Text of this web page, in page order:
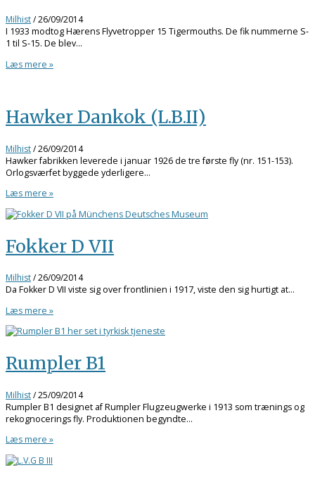
Milhist/26/09/2014
I 1933 modtog Hærens Flyvetropper 15 Tigermouths. De fik nummerne S-
1 til S-15. De blev…
Læs mere »
Hawker Dankok (L.B.II)
Milhist/26/09/2014
Hawker fabrikken leverede i januar 1926 de tre første fly (nr. 151-153).
Orlogsværfet byggede yderligere…
Læs mere »
Fokker D VII
Milhist/26/09/2014
Da Fokker D VII viste sig over frontlinien i 1917, viste den sig hurtigt at…
Læs mere »
Rumpler B1
Milhist/25/09/2014
Rumpler B1 designet af Rumpler Flugzeugwerke i 1913 som trænings og
rekognocerings fly. Produktionen begyndte…
Læs mere »